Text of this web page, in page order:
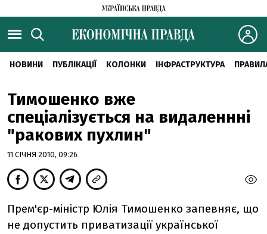
НОВИНИ ПУБЛІКАЦІЇ КОЛОНКИ ІНФРАСТРУКТУРА
Тимошенко вже
спеціалізується на видаленнні
"ракових пухлин"
11 СІЧНЯ 2010, 09:26
Прем'єр-міністр Юлія Тимошенко запевняє, що
не допустить приватизації української